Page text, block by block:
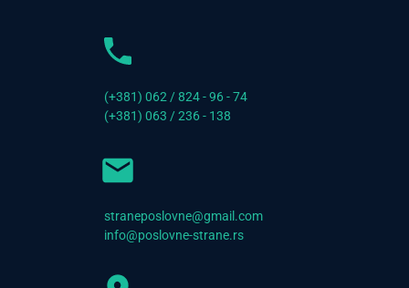
(+381) 062 / 824 - 96 - 74
(+381) 063 / 236 - 138
straneposlovne@gmail.com
info@poslovne-strane.rs